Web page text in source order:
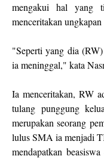
mengakui hal yang
menceritakan ungkapan
"Seperti yang dia
ia meninggal," kata
Ia menceritakan, RW
tulang punggung
merupakan seorang
lulus SMA ia menjadi
mendapatkan